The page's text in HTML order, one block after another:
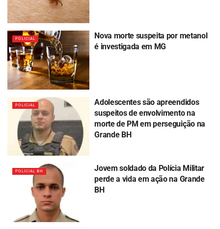
POLICIAL
Nova morte suspeita por metanol
é investigada em MG
POLICIAL
Adolescentes são apreendidos
suspeitos de envolvimento na
morte de PM em perseguição na
Grande BH
POLICIAL BH
Jovem soldado da Polícia Militar
perde a vida em ação na Grande
BH